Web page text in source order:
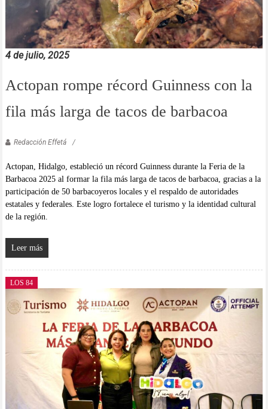
4 de julio, 2025
Actopan rompe récord Guinness con la
fila más larga de tacos de barbacoa
Redacción Effetá
Actopan, Hidalgo, estableció un récord Guinness durante la Feria de la
Barbacoa 2025 al formar la fila más larga de tacos de barbacoa, gracias a la
participación de 50 barbacoyeros locales y el respaldo de autoridades
estatales y federales. Este logro fortalece el turismo y la identidad cultural
de la región.
Leer más
LOS 84